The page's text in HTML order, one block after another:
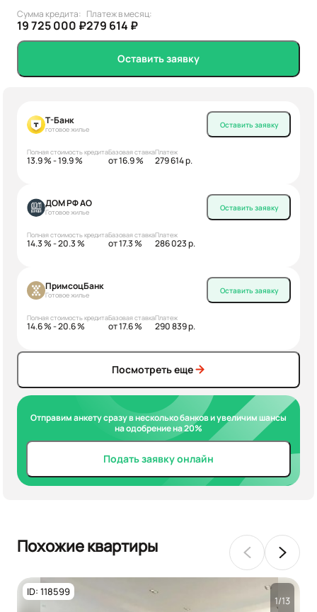
Сумма кредита:
19 725 000 ₽
Платеж в месяц:
279 614 ₽
Оставить заявку
Т-Банк
готовое жилье
Полная стоимость кредита
13.9 % - 19.9 %
Базовая ставка
от 16.9 %
Платеж
279 614 р.
Оставить заявку
ДОМ РФ АО
Готовое жилье
Полная стоимость кредита
14.3 % - 20.3 %
Базовая ставка
от 17.3 %
Платеж
286 023 р.
Оставить заявку
ПримсоцБанк
Готовое жилье
Полная стоимость кредита
14.6 % - 20.6 %
Базовая ставка
от 17.6 %
Платеж
290 839 р.
Оставить заявку
Посмотреть еще
Отправим анкету сразу в несколько банков и увеличим шансы
на одобрение на 20%
Подать заявку онлайн
Похожие квартиры
ID: 118599
1/13